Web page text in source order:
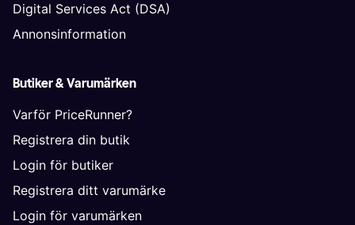
Digital Services Act (DSA)
Annonsinformation
Butiker & Varumärken
Varför PriceRunner?
Registrera din butik
Login för butiker
Registrera ditt varumärke
Login för varumärken